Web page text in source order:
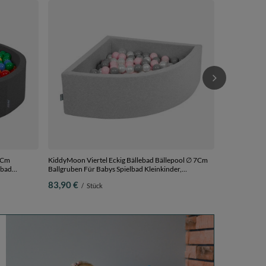
KiddyMoon Viertel Eckig Bällebad Bällepool ∅ 7Cm
Ballgruben Für Babys Spielbad Kleinkinder,
hellgrau:perle/grau/transparent/puderrosa, 90 x 30
83,90 € / Stück